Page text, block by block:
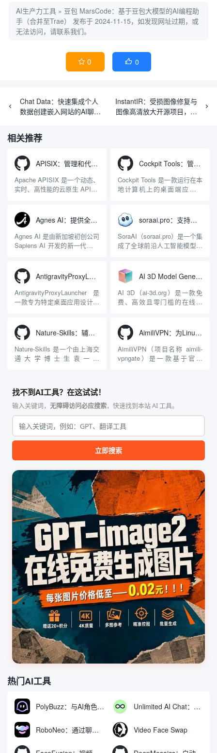
AI生产力工具 » 豆包 MarsCode：基于豆包大模型的AI编程助
手（合并至Trae）
发布于 2024-11-15，如发现网址过期，或
无法访问，请联系我们。
 0  0
Chat Data：快速集成个人
数据创建嵌入网站的AI聊天
InstantIR：受损图像修复与
图像高清放大开源项目，最
相关推荐
APISIX：管理和代理API及大模型流量的高性能网关
Apache APISIX 是一个动态、
实时、高性能的云原生 API 网
LuaJIT 构建，并在 2019 年作
为顶级开源项目捐赠给
Apache 软件基金会。APISIX
彻底摒...
Cockpit Tools：管理多个AI编程IDE账号与配置多开独立实例的本地桌面应用
Cockpit Tools 是一款运行在本
地计算机上的桌面端应用程
程助手的账号与运行环境而设
计。它目前支持包括
Antigravity IDE、Codex、
GitHub Copilo...
Agnes AI：提供全模态模型免费API、支持图文视频生成与复杂工程执行的智能体平台
Agnes AI 是由新加坡初创公司
Sapiens AI 开发的新一代多模
限制，提供集文本、图像、视
频生成于一体的“全模态”大模
型能力。平台的核心产品矩阵
包括主打自动化工作流的
soraai.pro：支持多模型文字转视频和图像生成的在线创作工具
SoraAI（soraai.pro）是一个集
成了全球前沿人工智能模型的
者、营销人员及广大用户提供
一站式、开箱即用的视觉内容
生成解决方案。网站的核心优
势在于其强大的多模型聚合能
AntigravityProxyLauncher：免TUN全局代理使用Antigravity IDE
AntigravityProxyLauncher 是
一款专为特定桌面应用设计的
Windows 平台。当用户使用桌
面版 Gemini 客户端或
Antigravity IDE ...
AI 3D Model Generator：通过文本和图像快速生成3D模型的在线工具
AI 3D（ai-3d.org）是一款免
费、高效且零门槛的在线AI
动Seed 3D两大行业领先的AI
模型架构，致力于帮助用户无
需掌握复杂的3D拓扑知识或昂
贵的专业软件，即可在...
Nature-Skills：辅助撰写学术论文和绘制科研图表的智能体插件
Nature-Skills 是一个由上海交
通大学博士生袁一哲
合，专为顶级学术期刊（如
Nature、Science、Cell 等）
的论文撰写与发表流程设计。
该工具集以智能体插...
AimiliVPN：为Linux提供纯净出站家庭IP的VPN代理网关
AimiliVPN（项目名称 aimili-
vpngate）是一款基于官方
纯 Python 标准库编写，用户
无需安装...
找不到AI工具？在这试试！
输入关键词， 无障碍访问必应搜索，快速找到本站 AI 工具。
立即搜索
热门AI工具
PolyBuzz：与AI角色互动的免费聊天与角色扮演平台 Unlimited AI Chat：免费无限制的AI聊天工具
RoboNeo：通过聊天生成和编辑视频与图像的AI工具 Video Face Swap